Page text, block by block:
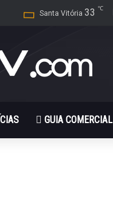
Santa Vitória 33 ℃
GUIA COMERCIAL